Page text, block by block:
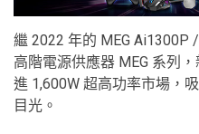
繼 2022 年的 MEG Ai1300P
高階電源供應器 MEG 系列
進 1,600W 超高功率市場，
目光。